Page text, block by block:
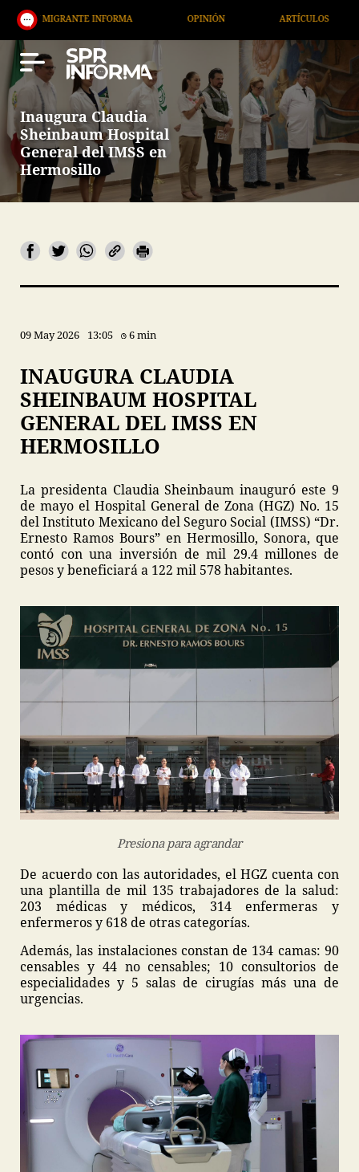
INFORMA OPINIÓN ARTÍCULOS ARTE /
Inaugura Claudia
Sheinbaum Hospital
General del IMSS en
Hermosillo
09 May 2026 13:05 6 min
INAUGURA CLAUDIA
SHEINBAUM HOSPITAL
GENERAL DEL IMSS EN
HERMOSILLO
La presidenta Claudia Sheinbaum inauguró este 9
de mayo el Hospital General de Zona (HGZ) No. 15
del Instituto Mexicano del Seguro Social (IMSS) “Dr.
Ernesto Ramos Bours” en Hermosillo, Sonora, que
contó con una inversión de mil 29.4 millones de
pesos y beneficiará a 122 mil 578 habitantes.
Presiona para agrandar
De acuerdo con las autoridades, el HGZ cuenta con
una plantilla de mil 135 trabajadores de la salud:
203 médicas y médicos, 314 enfermeras y
enfermeros y 618 de otras categorías.
Además, las instalaciones constan de 134 camas: 90
censables y 44 no censables; 10 consultorios de
especialidades y 5 salas de cirugías más una de
urgencias.